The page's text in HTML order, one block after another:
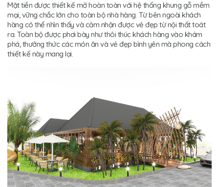
Mặt tiền được thiết kế mở hoàn toàn với hệ thống khung gỗ mềm
mại, vững chắc lớn cho toàn bộ nhà hàng. Từ bên ngoài khách
hàng có thể nhìn thấy và cảm nhận được vẻ đẹp từ nội thất toát
ra. Toàn bộ được phơi bày như thôi thúc khách hàng vào khám
phá, thưởng thức các món ăn và vẻ đẹp bình yên mà phong cách
thiết kế này mang lại.